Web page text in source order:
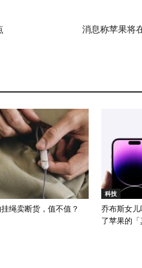
消息称苹果将
绳卖断货，值不值？
科技
乔布斯女
了苹果的「